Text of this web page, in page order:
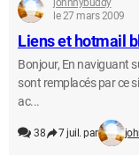
johnnybuddy
le 27 mars 2009
Liens et hotmail
Bonjour, En naviguant
sont remplacés par ce
ac...
38 7 juil. par